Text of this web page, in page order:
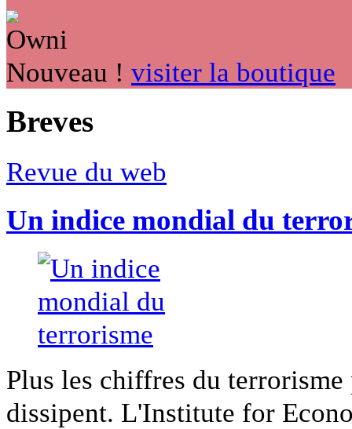
Nouveau ! visiter la boutique
Breves
Revue du web
Un indice mondial du
Plus les chiffres du
dissipent. L'Institute for